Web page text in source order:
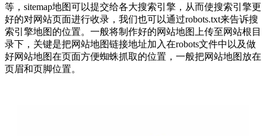
等，sitemap地图可以提交给各大搜索引擎，从而使搜索引擎更
好的对网站页面进行收录，我们也可以通过robots.txt来告诉搜
索引擎地图的位置。一般将制作好的网站地图上传至网站根目
录下，关键是把网站地图链接地址加入在robots文件中以及做
好网站地图在页面方便蜘蛛抓取的位置，一般把网站地图放在
页眉和页脚位置。